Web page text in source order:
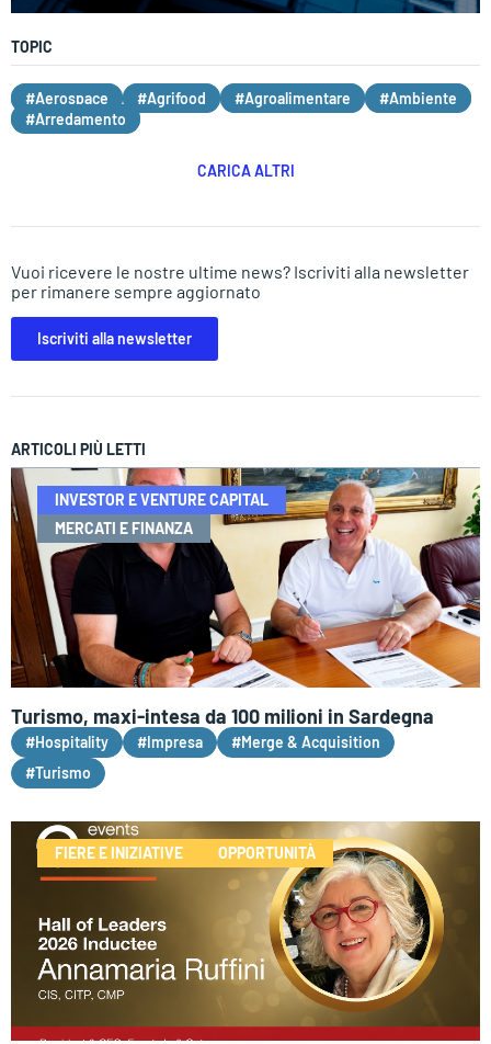
TOPIC
#Aerospace #Agrifood #Agroalimentare
#Ambiente
#Arredamento
CARICA ALTRI
Vuoi ricevere le nostre ultime news? Iscriviti alla newsletter
per rimanere sempre aggiornato
Iscriviti alla newsletter
ARTICOLI PIÙ LETTI
INVESTOR E VENTURE CAPITAL
MERCATI E FINANZA
Turismo, maxi-intesa da 100 milioni in Sardegna
#Hospitality #Impresa
#Merge & Acquisition
#Turismo
FIERE E INIZIATIVE OPPORTUNITÀ